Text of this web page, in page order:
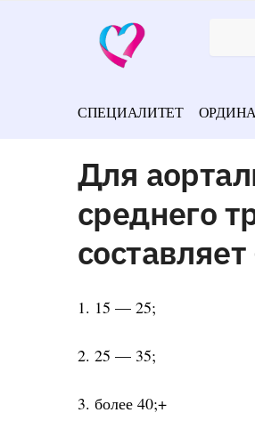
СПЕЦИАЛИТЕТ
Для
среднего
1. 15 — 25;
2. 25 — 35;
3. более 40;+